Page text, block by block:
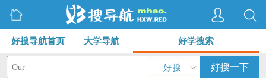
好搜导航首页 大学导航 好学搜索
好搜 好搜一下